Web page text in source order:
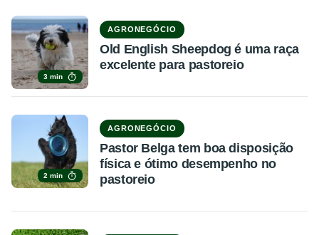
3 min
AGRONEGÓCIO
Old English Sheepdog é uma raça
excelente para pastoreio
2 min
AGRONEGÓCIO
Pastor Belga tem boa disposição
física e ótimo desempenho no
pastoreio